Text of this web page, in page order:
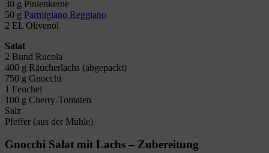
30 g Pinienkerne
50 g Parmigiano Reggiano
2 EL Olivenöl
Salat
2 Bund Rucola
400 g Räucherlachs (abgepackt)
750 g Gnocchi
1 Fenchel
100 g Cherry-Tomaten
Salz
Pfeffer (aus der Mühle)
Gnocchi Salat mit Lachs – Zubereitung